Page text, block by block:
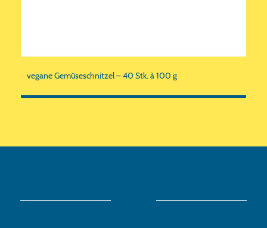
vegane Gemüseschnitzel – 40 Stk. à 100 g